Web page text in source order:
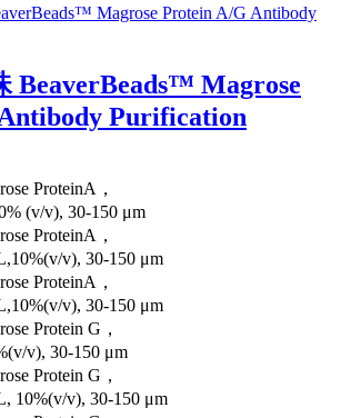
BeaverBeads™ Magrose
Purification
ProteinA，
(v/v), 30-150 μm
ProteinA，
v), 30-150 μm
ProteinA，
v), 30-150 μm
Protein G，
v), 30-150 μm
Protein G，
10%(v/v), 30-150 μm